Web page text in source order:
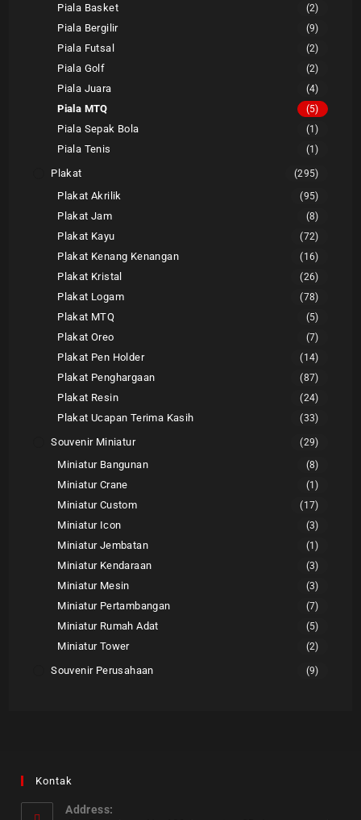
Piala Basket (2)
Piala Bergilir (9)
Piala Futsal (2)
Piala Golf (2)
Piala Juara (4)
Piala MTQ (5)
Piala Sepak Bola (1)
Piala Tenis (1)
Plakat (295)
Plakat Akrilik (95)
Plakat Jam (8)
Plakat Kayu (72)
Plakat Kenang Kenangan (16)
Plakat Kristal (26)
Plakat Logam (78)
Plakat MTQ (5)
Plakat Oreo (7)
Plakat Pen Holder (14)
Plakat Penghargaan (87)
Plakat Resin (24)
Plakat Ucapan Terima Kasih (33)
Souvenir Miniatur (29)
Miniatur Bangunan (8)
Miniatur Crane (1)
Miniatur Custom (17)
Miniatur Icon (3)
Miniatur Jembatan (1)
Miniatur Kendaraan (3)
Miniatur Mesin (3)
Miniatur Pertambangan (7)
Miniatur Rumah Adat (5)
Miniatur Tower (2)
Souvenir Perusahaan (9)
Kontak
Address: